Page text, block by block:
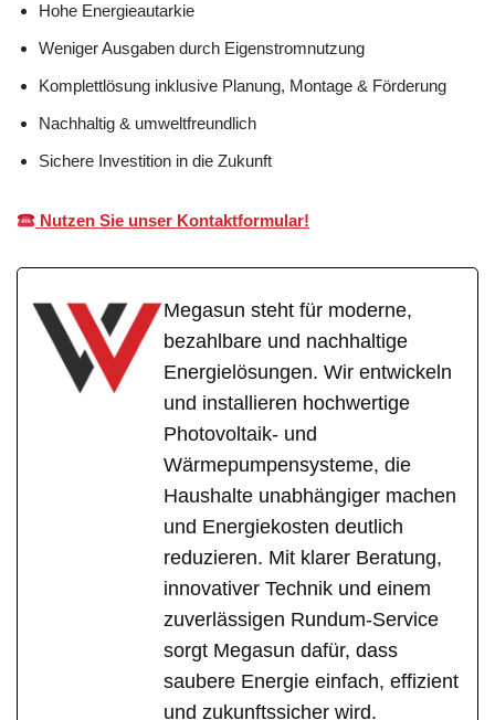
Hohe Energieautarkie
Weniger Ausgaben durch Eigenstromnutzung
Komplettlösung inklusive Planung, Montage & Förderung
Nachhaltig & umweltfreundlich
Sichere Investition in die Zukunft
Nutzen Sie unser Kontaktformular!
Megasun steht für moderne,
bezahlbare und nachhaltige
Energielösungen. Wir entwickeln
und installieren hochwertige
Photovoltaik- und
Wärmepumpensysteme, die
Haushalte unabhängiger machen
und Energiekosten deutlich
reduzieren. Mit klarer Beratung,
innovativer Technik und einem
zuverlässigen Rundum-Service
sorgt Megasun dafür, dass
saubere Energie einfach, effizient
und zukunftssicher wird.